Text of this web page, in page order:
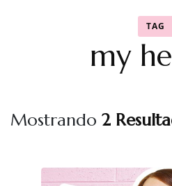
TAG
my
Mostrando 2